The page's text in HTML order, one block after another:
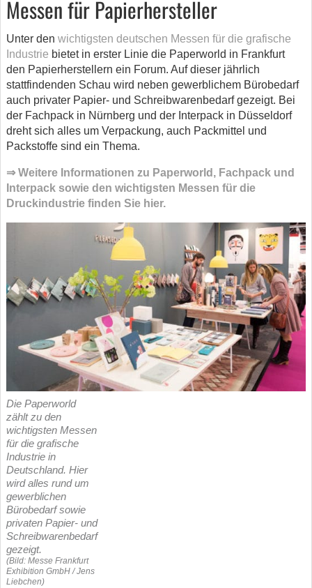
Messen für Papierhersteller
Unter den wichtigsten deutschen Messen für die grafische
Industrie bietet in erster Linie die Paperworld in Frankfurt
den Papierherstellern ein Forum. Auf dieser jährlich
stattfindenden Schau wird neben gewerblichem Bürobedarf
auch privater Papier- und Schreibwarenbedarf gezeigt. Bei
der Fachpack in Nürnberg und der Interpack in Düsseldorf
dreht sich alles um Verpackung, auch Packmittel und
Packstoffe sind ein Thema.
⇒ Weitere Informationen zu Paperworld, Fachpack und
Interpack sowie den wichtigsten Messen für die
Druckindustrie finden Sie hier.
Die Paperworld
zählt zu den
wichtigsten Messen
für die grafische
Industrie in
Deutschland. Hier
wird alles rund um
gewerblichen
Bürobedarf sowie
privaten Papier- und
Schreibwarenbedarf
gezeigt.
(Bild: Messe Frankfurt
Exhibition GmbH / Jens
Liebchen)